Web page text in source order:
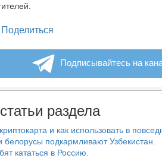
Telegram
Поделиться
Подписывайтесь на
раздела
и как использовать в
подкармливают Узбекистан.
кататься в Россию.